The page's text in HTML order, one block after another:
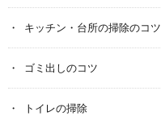
キッチン・台所の掃除のコツ
ゴミ出しのコツ
トイレの掃除